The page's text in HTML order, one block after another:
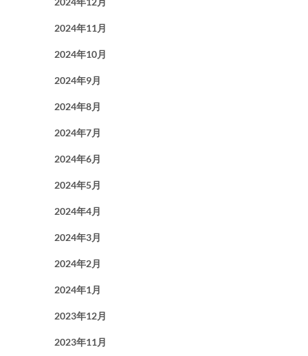
2024年11月
2024年10月
2024年9月
2024年8月
2024年7月
2024年6月
2024年5月
2024年4月
2024年3月
2024年2月
2024年1月
2023年12月
2023年11月